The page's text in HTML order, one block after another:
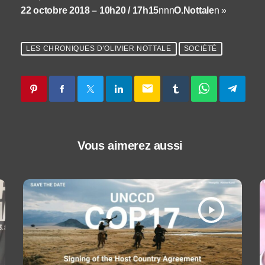
22 octobre 2018 – 10h20 / 17h15nnnO.Nottalen »
LES CHRONIQUES D'OLIVIER NOTTALE SOCIÉTÉ
email
Vous aimerez aussi
play_arrow